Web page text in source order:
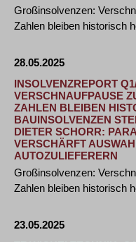
Großinsolvenzen:
Zahlen bleiben historisch
28.05.2025
INSOLVENZREPORT
ERSCHNAUFPAUSE
AHLEN BLEIBEN
AUINSOLVENZEN
IETER SCHORR:
ERSCHÄRFT
UTOZULIEFERERN
Großinsolvenzen:
Zahlen bleiben historisch
23.05.2025